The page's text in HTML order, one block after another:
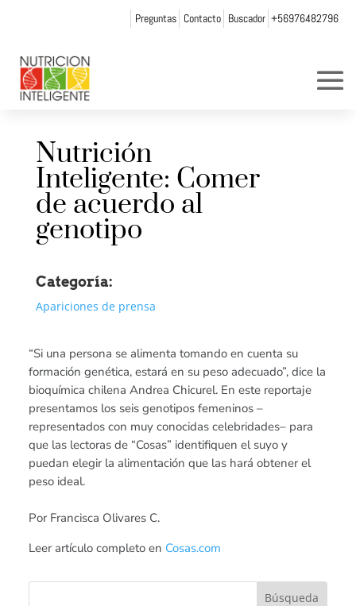
Preguntas Contacto Buscador +56976482796
Nutrición
Inteligente: Comer
de acuerdo al
genotipo
Categoría:
Apariciones de prensa
“Si una persona se alimenta tomando en cuenta su
formación genética, estará en su peso adecuado”, dice la
bioquímica chilena Andrea Chicurel. En este reportaje
presentamos los seis genotipos femeninos –
representados con muy conocidas celebridades– para
que las lectoras de “Cosas” identifiquen el suyo y
puedan elegir la alimentación que las hará obtener el
peso ideal.
Por Francisca Olivares C.
Leer artículo completo en Cosas.com